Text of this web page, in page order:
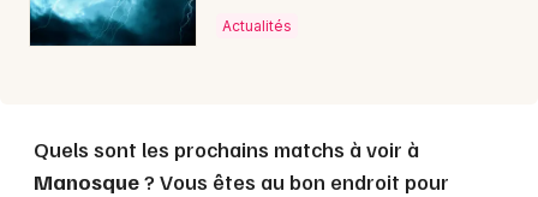
Actualités
Quels sont les prochains matchs à voir à
Manosque? Vous êtes au bon endroit pour